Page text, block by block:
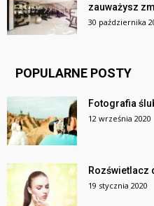
zauważysz
30 października
POPULARNE POSTY
Fotografia
12 września 2020
Rozświetlacz
19 stycznia 2020